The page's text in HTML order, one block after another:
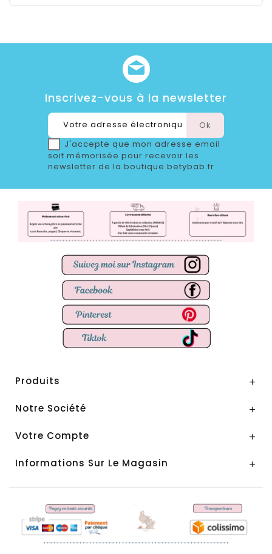
Inscrivez-vous à la newsletter
J'accepte que mon adresse email
soit mémorisée pour recevoir les
newsletter de la boutique betybab.fr
Produits 
Notre Société 
Votre Compte 
Informations Sur Le Magasin 